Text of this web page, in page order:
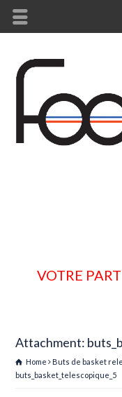
VOTRE
Attachment:
Home
Buts de basket
buts_basket_telescopique_5